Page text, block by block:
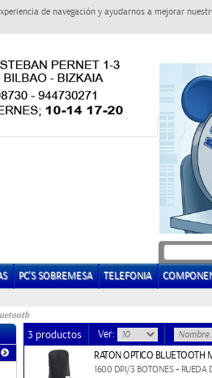
de navegación y ayudarnos a mejorar
PC'S SOBREMESA TELEFONIA
3 productos Ver:
RATON OPTICO BLUETOOTH
1600 DPI/3 BOTONES + RUEDA